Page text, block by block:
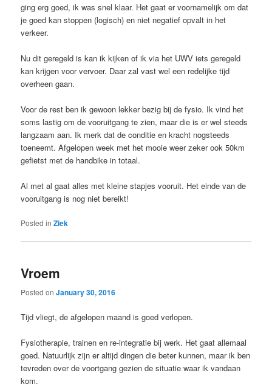
ging erg goed, ik was snel klaar. Het gaat er voornamelijk om dat
je goed kan stoppen (logisch) en niet negatief opvalt in het
verkeer.
Nu dit geregeld is kan ik kijken of ik via het UWV iets geregeld
kan krijgen voor vervoer. Daar zal vast wel een redelijke tijd
overheen gaan.
Voor de rest ben ik gewoon lekker bezig bij de fysio. Ik vind het
soms lastig om de vooruitgang te zien, maar die is er wel steeds
langzaam aan. Ik merk dat de conditie en kracht nogsteeds
toeneemt. Afgelopen week met het mooie weer zeker ook 50km
gefietst met de handbike in totaal.
Al met al gaat alles met kleine stapjes vooruit. Het einde van de
vooruitgang is nog niet bereikt!
Posted in Ziek
Vroem
Posted onJanuary 30, 2016
Tijd vliegt, de afgelopen maand is goed verlopen.
Fysiotherapie, trainen en re-integratie bij werk. Het gaat allemaal
goed. Natuurlijk zijn er altijd dingen die beter kunnen, maar ik ben
tevreden over de voortgang gezien de situatie waar ik vandaan
kom.